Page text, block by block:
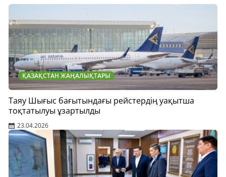
ҚАЗАҚСТАН ЖАҢАЛЫҚТАРЫ
Таяу Шығыс бағытындағы рейстердің уақытша
тоқтатылуы ұзартылды
23.04.2026